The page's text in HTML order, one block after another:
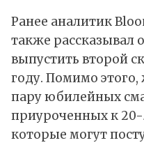
Ранее аналитик
также рассказывал
выпустить второй
году. Помимо
пару юбилейных
приуроченных к
которые могут